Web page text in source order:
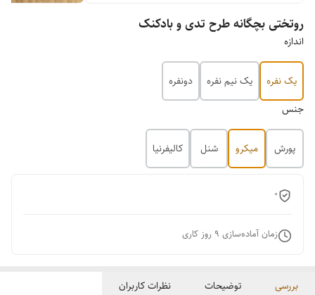
روتختی بچگانه طرح تدی و بادکنک
اندازه
یک نفره یک نیم نفره
دونفره
جنس
پورش میکرو شنل کالیفرنیا
0
زمان آماده‌سازی 9 روز کاری
بررسی توضیحات نظرات کاربران